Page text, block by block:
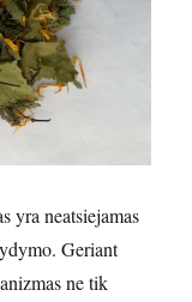
yra neatsiejamas
Geriant
ne tik